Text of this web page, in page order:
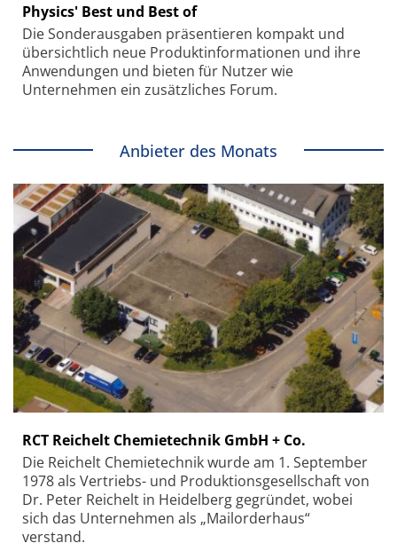
Physics' Best und Best of
Die Sonder­ausgaben präsentieren kompakt und
übersichtlich neue Produkt­informationen und ihre
Anwendungen und bieten für Nutzer wie
Unternehmen ein zusätzliches Forum.
Anbieter des Monats
RCT Reichelt Chemietechnik GmbH + Co.
Die Reichelt Chemietechnik wurde am 1. September
1978 als Vertriebs- und Produktionsgesellschaft von
Dr. Peter Reichelt in Heidelberg gegründet, wobei
sich das Unternehmen als „Mailorderhaus“
verstand.